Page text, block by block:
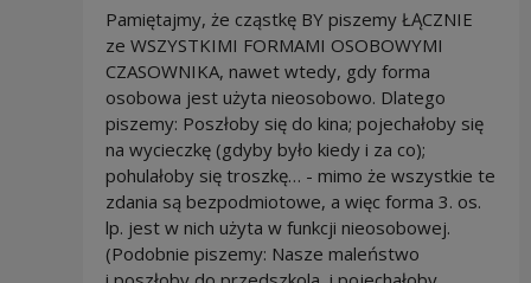
Pamiętajmy, że cząstkę BY piszemy ŁĄCZNIE
ze WSZYSTKIMI FORMAMI OSOBOWYMI
CZASOWNIKA, nawet wtedy, gdy forma
osobowa jest użyta nieosobowo. Dlatego
piszemy: Poszłoby się do kina; pojechałoby się
na wycieczkę (gdyby było kiedy i za co);
pohulałoby się troszkę… - mimo że wszystkie te
zdania są bezpodmiotowe, a więc forma 3. os.
lp. jest w nich użyta w funkcji nieosobowej.
(Podobnie piszemy: Nasze maleństwo